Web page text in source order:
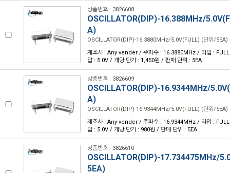
상품번호 : 3826608
OSCILLATOR(DIP)-16.388MHz/
A)
OSCILLATOR(DIP)-16.3880MHz/5.0V(FULL) (단위/5EA)
제조사 : Any vender / 주파수 : 16.3880MHz / 타입 :
압 : 5.0V / 개당 단가 : 1,450원 / 판매 단위 : 5EA
상품번호 : 3826609
OSCILLATOR(DIP)-16.9344MHz/
A)
OSCILLATOR(DIP)-16.9344MHz/5.0V(FULL) (단위/5EA)
제조사 : Any vender / 주파수 : 16.9344MHz / 타입 :
압 : 5.0V / 개당 단가 : 980원 / 판매 단위 : 5EA
상품번호 : 3826610
OSCILLATOR(DIP)-17.734475MHz/
5EA)